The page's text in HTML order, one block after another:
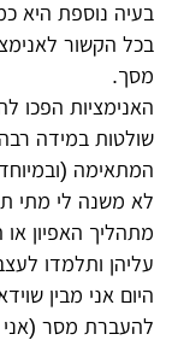
בעיה נוספת היא
בכל הקשור
מסך.
האנימציות הפכו
שולטות במידה
המתאימה
לא משנה לי מתי
מתהליך האפיון
עליהן ותלמדו
היום אני מבין
להעברת מסר (אני